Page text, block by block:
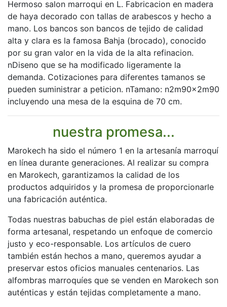
Hermoso salon marroqui en L. Fabricacion en madera
de haya decorado con tallas de arabescos y hecho a
mano. Los bancos son bancos de tejido de calidad
alta y clara es la famosa Bahja (brocado), conocido
por su gran valor en la vida de la alta refinacion.
nDiseno que se ha modificado ligeramente la
demanda. Cotizaciones para diferentes tamanos se
pueden suministrar a peticion. nTamano: n2m90x2m90
incluyendo una mesa de la esquina de 70 cm.
nuestra promesa...
Marokech ha sido el número 1 en la artesanía marroquí
en línea durante generaciones. Al realizar su compra
en Marokech, garantizamos la calidad de los
productos adquiridos y la promesa de proporcionarle
una fabricación auténtica.
Todas nuestras babuchas de piel están elaboradas de
forma artesanal, respetando un enfoque de comercio
justo y eco-responsable. Los artículos de cuero
también están hechos a mano, queremos ayudar a
preservar estos oficios manuales centenarios. Las
alfombras marroquíes que se venden en Marokech son
auténticas y están tejidas completamente a mano.